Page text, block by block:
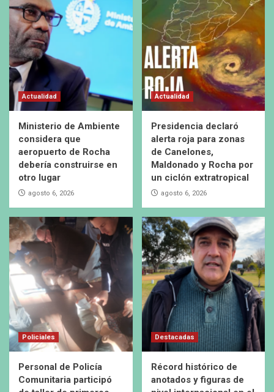
Actualidad
Ministerio de Ambiente
considera que
aeropuerto de Rocha
debería construirse en
otro lugar
agosto 6, 2026
Actualidad
Presidencia declaró
alerta roja para zonas
de Canelones,
Maldonado y Rocha por
un ciclón extratropical
agosto 6, 2026
Policiales
Personal de Policía
Comunitaria participó
Destacadas
Récord histórico de
anotados y figuras de